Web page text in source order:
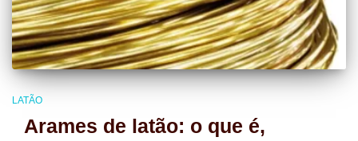
LATÃO
Arames de latão: o que é,